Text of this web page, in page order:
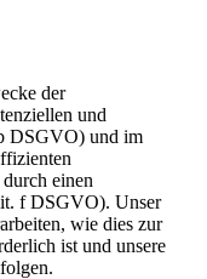
der
und
DSGVO) und im
einen
f DSGVO). Unser
wie dies zur
ist und unsere